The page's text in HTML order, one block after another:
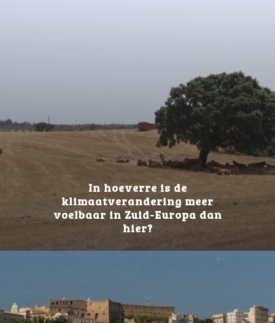
In hoeverre is de
klimaatverandering meer
voelbaar in Zuid-Europa dan
hier?